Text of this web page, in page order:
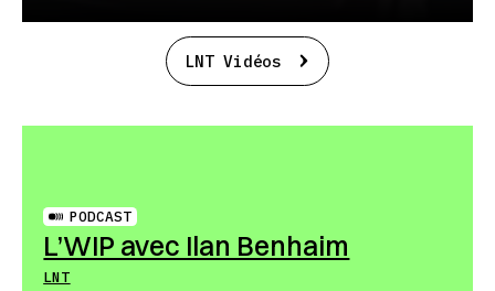
LNT Vidéos
PODCAST
L’WIP avec Ilan Benhaim
LNT